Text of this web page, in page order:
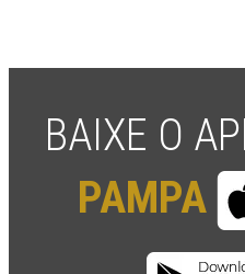
BAIXE O
PAMPA